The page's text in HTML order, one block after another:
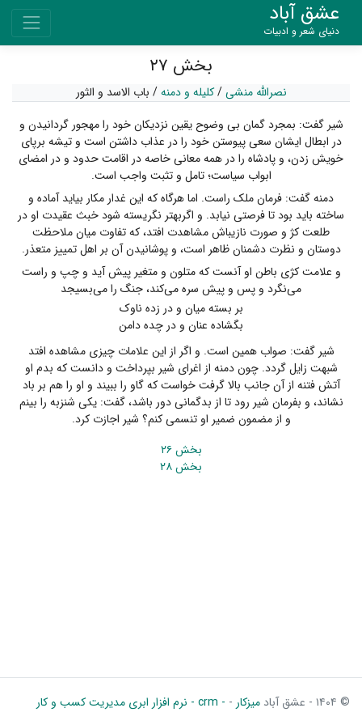
عشق آباد
دنیای شعر و ادبیات
بخش ۲۷
نصرالله منشی/کلیله و دمنه / باب الاسد و الثور
شیر گفت: بمجرد گمان بی وضوح یقین نزدیکان خود را مهجور گردانیدن و
در ابطال ایشان سعی پیوستن خود را در عذاب داشتن است و تیشه برپای
خویش زدن، و پادشاه را در همه معانی خاصه در اقامت حدود و در امضای
ابواب سیاست؛ تامل و تثبت واجب است.
دمنه گفت: فرمان ملک راست. اما هرگاه که این غدار مکار بیاید آماده و
ساخته باید بود تا فرصتی نیابد. و اگربهتر نگریسته شود خبث عقیدت او در
طلعت کژ و صورت نازیباش مشاهدت افتد، که تفاوت میان ملاحظت
دوستان و نظرت دشمنان ظاهر است، و پوشانیدن آن بر اهل تمییز متعذر.
و علامت کژی باطن او آنست که متلون و متغیر پیش آید و چپ و راست
می‌نگرد و پس و پیش سره می‌کند، جنگ را می‌بسیجد
بر بسته میان و در زده ناوک
بگشاده عنان و در چده دامن
شیر گفت: صواب همین است. و اگر از این علامات چیزی مشاهده افتد
شبهت زایل گردد. چون دمنه از اغرای شیر بپرداخت و دانست که بدم او
آتش فتنه از آن جانب بالا گرفت خواست که گاو را ببیند و او را هم بر باد
نشاند، و بفرمان شیر رود تا از بدگمانی دور باشد، گفت: یکی شنزبه را بینم
و از مضمون ضمیر او تنسمی کنم؟ شیر اجازت کرد.
بخش ۲۶
بخش ۲۸
© ۱۴۰۴ - عشق آباد میزکار - - crm - نرم افزار ابری مدیریت کسب و کار